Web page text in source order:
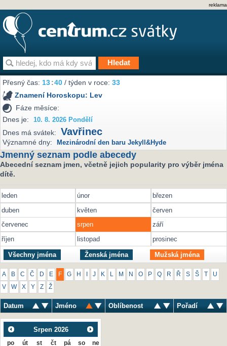
reklama
Přesný čas:13:40 / týden v roce:33
Znamení Horoskopu: Lev
Fáze měsíce:
Dnes je:
10. 8. 2026 Pondělí
Dnes má svátek: Vavřinec
Významné dny: Mezinárodní den baru Jekyll&Hyde
Jmenný seznam podle abecedy
Abecední seznam jmen, včetně jejich popularity pro výběr jména
dítě.
leden únor
březen
duben
květen
červen
červenec
srpen
září
říjen
listopad prosinec
Všechny jména Ženská jména Mužská jména
A B C Č D E F G H J K M N O P Q R Ř S Š U
V W X Y Z Ž
Datum Jméno Oblíbenost Pořadí
Srpen 2026
po út st čt pá so ne